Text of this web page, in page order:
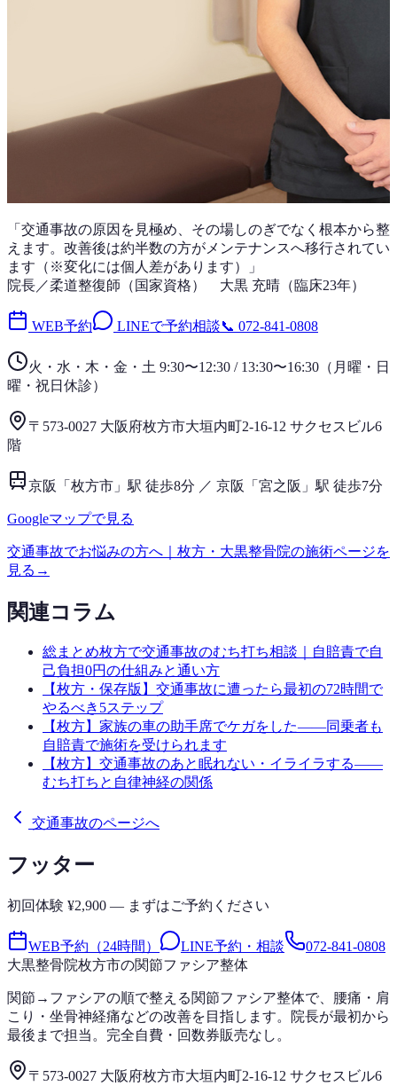
「 交通事故の原因を見極め、その場しのぎでなく根本から整
えます。改善後は約半数の方がメンテナンスへ移行されてい
ます（※変化には個人差があります）」
院長／柔道整復師（国家資格）
大黒 充晴 （臨床23年）
WEB予約 LINEで予約相談📞 072-841-0808
火・水・木・金・土 9:30〜12:30 / 13:30〜16:30 （ 月曜・日
曜・祝日 休診）
〒573-0027 大阪府枚方市大垣内町2-16-12 サクセスビル6
階
京阪「枚方市」駅 徒歩8分 ／ 京阪「宮之阪」駅 徒歩7分
Googleマップで見る
交通事故でお悩みの方へ｜枚方・大黒整骨院の施術ページを
見る →
関連コラム
総まとめ枚方で交通事故のむち打ち相談｜自賠責で自
己負担0円の仕組みと通い方
【枚方・保存版】交通事故に遭ったら最初の72時間で
やるべき5ステップ
【枚方】家族の車の助手席でケガをした——同乗者も
自賠責で施術を受けられます
【枚方】交通事故のあと眠れない・イライラする——
むち打ちと自律神経の関係
交通事故のページへ
フッター
初回体験 ¥2,900 — まずはご予約ください
WEB予約（24時間） LINE予約・相談
072-841-0808
大黒整骨院枚方市の関節ファシア整体
関節→ファシアの順で整える関節ファシア整体で、腰痛・肩
こり・坐骨神経痛などの改善を目指します。院長が最初から
最後まで担当。完全自費・回数券販売なし。
〒573-0027 大阪府枚方市大垣内町2-16-12 サクセスビル6